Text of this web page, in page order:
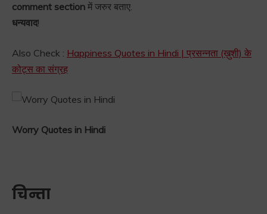
comment section में जरुर बताए.
धन्यवाद!
Also Check : Happiness Quotes in Hindi | प्रसन्नता (ख़ुशी) के
कोट्स का संग्रह
Worry Quotes in Hindi
चिन्ता